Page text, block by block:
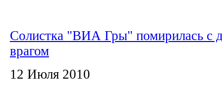
Солистка "ВИА Гры" помирилась с
врагом
12 Июля 2010